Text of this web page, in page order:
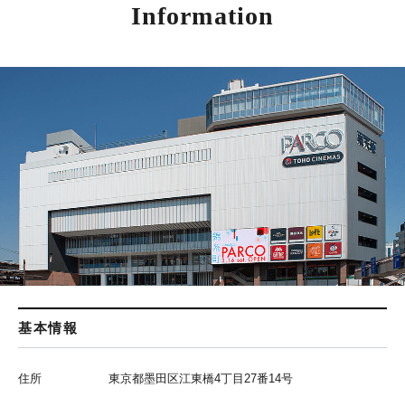
Information
基本情報
住所 東京都墨田区江東橋4丁目27番14号